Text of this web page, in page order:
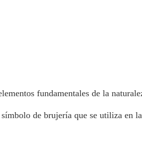
fundamentales de la
de brujería que se utiliza en